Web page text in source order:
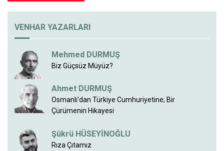
VENHAR YAZARLARI
Mehmed DURMUŞ
Biz Güçsüz Müyüz?
Ahmet DURMUŞ
Osmanlı'dan Türkiye Cumhuriyetine; Bir
Çürümenin Hikayesi
Şükrü HÜSEYİNOĞLU
Rıza Çıtamız